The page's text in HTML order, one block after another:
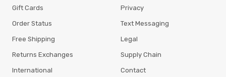
Gift Cards
Order Status
Free Shipping
Returns Exchanges
International
Privacy
Text Messaging
Legal
Supply Chain
Contact